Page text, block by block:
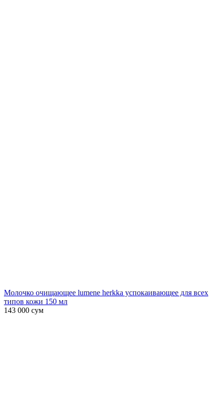
Молочко очищающее lumene herkka успокаивающее для всех
типов кожи 150 мл
143 000 сум